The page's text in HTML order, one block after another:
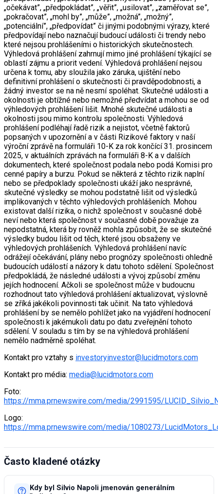
„očekávat”, „předpokládat”, „věřit”, „usilovat”, „zaměřovat se”,
„pokračovat”, „mohl by”, „může”, „možná”, „možný”,
„potenciální”, „předpovídat” či jinými podobnými výrazy, které
předpovídají nebo naznačují budoucí události či trendy nebo
které nejsou prohlášeními o historických skutečnostech.
Výhledová prohlášení zahrnují mimo jiné prohlášení týkající se
oblastí zájmu a priorit vedení. Výhledová prohlášení nejsou
určena k tomu, aby sloužila jako záruka, ujištění nebo
definitivní prohlášení o skutečnosti či pravděpodobnosti, a
žádný investor se na ně nesmí spoléhat. Skutečné události a
okolnosti je obtížné nebo nemožné předvídat a mohou se od
výhledových prohlášení lišit. Mnohé skutečné události a
okolnosti jsou mimo kontrolu společnosti. Výhledová
prohlášení podléhají řadě rizik a nejistot, včetně faktorů
popsaných v upozornění a v části Rizikové faktory v naší
výroční zprávě na formuláři 10-K za rok končící 31. prosincem
2025, v aktuálních zprávách na formuláři 8-K a v dalších
dokumentech, které společnost podala nebo podá Komisi pro
cenné papíry a burzu. Pokud se některá z těchto rizik naplní
nebo se předpoklady společnosti ukáží jako nesprávné,
skutečné výsledky se mohou podstatně lišit od výsledků
implikovaných v těchto výhledových prohlášeních. Mohou
existovat další rizika, o nichž společnost v současné době
neví nebo která společnost v současné době považuje za
nepodstatná, která by rovněž mohla způsobit, že se skutečné
výsledky budou lišit od těch, které jsou obsaženy ve
výhledových prohlášeních. Výhledová prohlášení navíc
odrážejí očekávání, plány nebo prognózy společnosti ohledně
budoucích událostí a názory k datu tohoto sdělení. Společnost
předpokládá, že následné události a vývoj způsobí změnu
jejích hodnocení. Ačkoli se společnost může v budoucnu
rozhodnout tato výhledová prohlášení aktualizovat, výslovně
se zříká jakékoli povinnosti tak učinit. Na tato výhledová
prohlášení by se nemělo pohlížet jako na vyjádření hodnocení
společnosti k jakémukoli datu po datu zveřejnění tohoto
sdělení. V souladu s tím by se na výhledová prohlášení
nemělo nadměrně spoléhat.
Kontakt pro vztahy s investoryinvestor@lucidmotors.com
Kontakt pro média: media@lucidmotors.com
Foto:
https://mma.prnewswire.com/media/2991595/
Logo:
https://mma.prnewswire.com/media/1080273/
Často kladené otázky
Kdy byl Silvio Napoli jmenován generálním